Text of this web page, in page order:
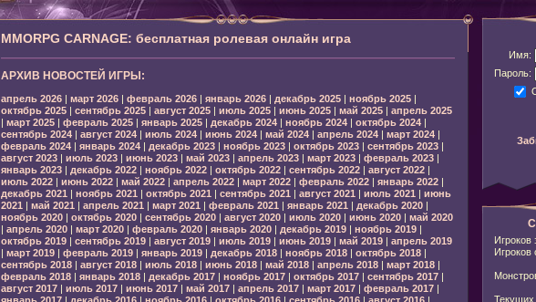
MMORPG CARNAGE: бесплатная ролевая онлайн игра
АРХИВ НОВОСТЕЙ ИГРЫ:
апрель 2026| март 2026| февраль 2026| январь 2026| декабрь 2025| ноябрь 2025|
октябрь 2025| сентябрь 2025| август 2025| июль 2025| июнь 2025| май 2025| апрель 2025
| март 2025| февраль 2025| январь 2025| декабрь 2024| ноябрь 2024| октябрь 2024|
сентябрь 2024| август 2024| июль 2024| июнь 2024| май 2024| апрель 2024| март 2024|
февраль 2024| январь 2024| декабрь 2023| ноябрь 2023| октябрь 2023| сентябрь 2023|
август 2023| июль 2023| июнь 2023| май 2023| апрель 2023| март 2023| февраль 2023|
январь 2023| декабрь 2022| ноябрь 2022| октябрь 2022| сентябрь 2022| август 2022|
июль 2022| июнь 2022| май 2022| апрель 2022| март 2022| февраль 2022| январь 2022|
декабрь 2021 | ноябрь 2021 | октябрь 2021 | сентябрь 2021 | август 2021 | июль 2021 | июнь
2021 | май 2021 | апрель 2021 | март 2021 | февраль 2021 | январь 2021 | декабрь 2020|
ноябрь 2020| октябрь 2020| сентябрь 2020| август 2020| июль 2020| июнь 2020| май 2020
| апрель 2020| март 2020| февраль 2020| январь 2020| декабрь 2019| ноябрь 2019|
октябрь 2019| сентябрь 2019| август 2019| июль 2019| июнь 2019| май 2019| апрель 2019
| март 2019| февраль 2019| январь 2019| декабрь 2018| ноябрь 2018| октябрь 2018|
сентябрь 2018| август 2018| июль 2018| июнь 2018| май 2018| апрель 2018| март 2018|
февраль 2018| январь 2018| декабрь 2017| ноябрь 2017| октябрь 2017| сентябрь 2017|
август 2017| июль 2017| июнь 2017| май 2017| апрель 2017| март 2017| февраль 2017|
Имя:
Пароль:
Игроков
Игроков
Текущих